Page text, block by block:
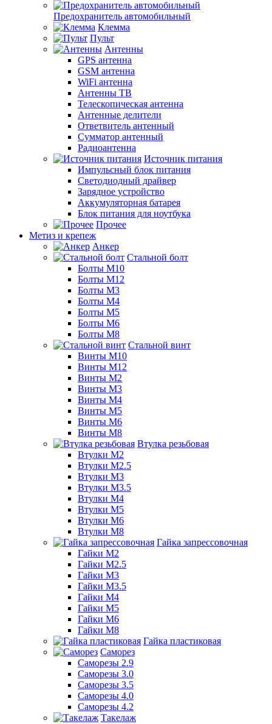
Предохранитель автомобильный
Клемма
Пульт
Антенны
GPS антенна
GSM антенна
WiFi антенна
Антенны ТВ
Телескопическая антенна
Антенные делители
Ответвитель антенный
Сумматор антенный
Радиоантенна
Источник питания
Импульсный блок питания
Светодиодный драйвер
Зарядное устройство
Аккумуляторная батарея
Блок питания для ноутбука
Прочее
Метиз и крепеж
Анкер
Стальной болт
Болты М10
Болты М12
Болты М3
Болты М4
Болты М5
Болты М6
Болты М8
Стальной винт
Винты М10
Винты М12
Винты М2
Винты М3
Винты М4
Винты М5
Винты М6
Винты М8
Втулка резьбовая
Втулки М2
Втулки М2.5
Втулки М3
Втулки М3.5
Втулки М4
Втулки М5
Втулки М6
Втулки М8
Гайка запрессовочная
Гайки М2
Гайки М2.5
Гайки М3
Гайки М3.5
Гайки М4
Гайки М5
Гайки М6
Гайки М8
Гайка пластиковая
Саморез
Саморезы 2.9
Саморезы 3.0
Саморезы 3.5
Саморезы 4.0
Саморезы 4.2
Такелаж